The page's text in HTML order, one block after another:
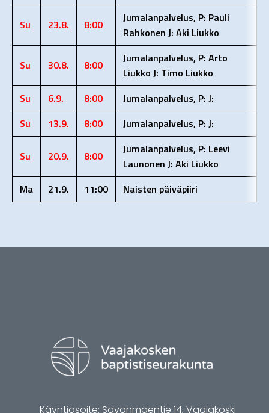
Su 23.8. 8:00
Jumalanpalvelus, P: Pauli
Rahkonen J: Aki Liukko
Su 30.8. 8:00
Jumalanpalvelus, P: Arto
Liukko J: Timo Liukko
Su
6.9. 8:00
Jumalanpalvelus, P: J:
Su
13.9. 8:00 Jumalanpalvelus, P: J:
Su 20.9. 8:00
Jumalanpalvelus, P: Leevi
Launonen J: Aki Liukko
Ma
21.9. 11:00 Naisten päiväpiiri
Käyntiosoite: Savonmäentie 14, Vaajakoski